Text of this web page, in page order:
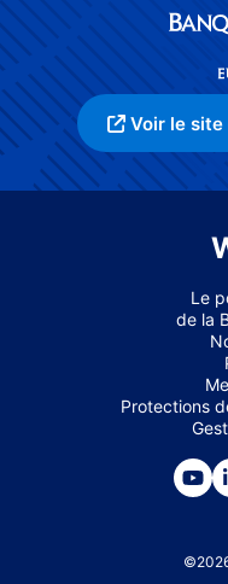
Voir le site
Le
de la
Protections
©